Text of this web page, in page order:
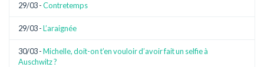
29/03 -Contretemps
29/03 -L’araignée
30/03 -Michelle, doit-on t’en vouloir d’avoir fait un selfie à
Auschwitz ?